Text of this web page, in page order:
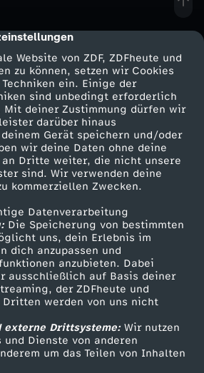
Website von ZDF, ZDFheute und
zu können, setzen wir Cookies
ein. Einige der
sind unbedingt erforderlich
Mit deiner Zustimmung dürfen wir
darüber hinaus
Gerät speichern und/oder
wir deine Daten ohne deine
Dritte weiter, die nicht unsere
sind. Wir verwenden deine
kommerziellen Zwecken.
Datenverarbeitung
Die Speicherung von bestimmten
uns, dein Erlebnis im
dich anzupassen und
anzubieten. Dabei
ausschließlich auf Basis deiner
der ZDFheute und
Dritten werden von uns nicht
externe Drittsysteme:Wir nutzen
und Dienste von anderen
um das Teilen von Inhalten
Service
ZDFmitreden
Kontakt zum ZDF
Tickets
Zuschauerservice
Hilfe